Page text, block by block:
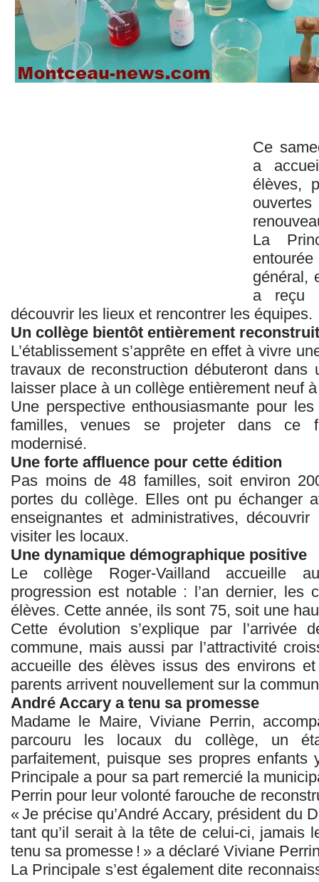
Ce
a
élèves,
La
général,
a reçu
découvrir les lieux et rencontrer les équipes.
Un collège bientôt entièrement reconstruit
L’établissement s’apprête en effet à vivre
travaux de reconstruction débuteront dans
laisser place à un collège entièrement neuf
Une perspective enthousiasmante pour
familles, venues se projeter dans ce
modernisé.
Une forte affluence pour cette édition
Pas moins de 48 familles, soit environ
portes du collège. Elles ont pu échanger
enseignantes et administratives,
visiter les locaux.
Une dynamique démographique positive
Le collège Roger-Vailland accueille
progression est notable : l’an dernier, les
élèves. Cette année, ils sont 75, soit une
Cette évolution s’explique par l’arrivée
commune, mais aussi par l’attractivité
accueille des élèves issus des environs
parents arrivent nouvellement sur la
André Accary a tenu sa promesse
Madame le Maire, Viviane Perrin,
parcouru les locaux du collège, un
parfaitement, puisque ses propres
Principale a pour sa part remercié la
Perrin pour leur volonté farouche de
« Je précise qu’André Accary, président du
tant qu’il serait à la tête de celui-ci, jamais
tenu sa promesse ! » a déclaré Viviane
La Principale s’est également dite